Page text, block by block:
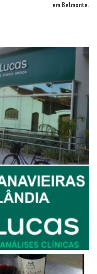
em Belmonte.